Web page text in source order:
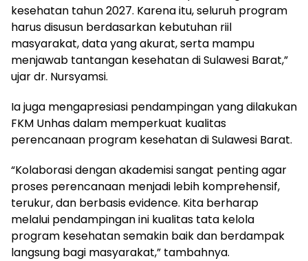
kesehatan tahun 2027. Karena itu, seluruh program
harus disusun berdasarkan kebutuhan riil
masyarakat, data yang akurat, serta mampu
menjawab tantangan kesehatan di Sulawesi Barat,”
ujar dr. Nursyamsi.
Ia juga mengapresiasi pendampingan yang dilakukan
FKM Unhas dalam memperkuat kualitas
perencanaan program kesehatan di Sulawesi Barat.
“Kolaborasi dengan akademisi sangat penting agar
proses perencanaan menjadi lebih komprehensif,
terukur, dan berbasis evidence. Kita berharap
melalui pendampingan ini kualitas tata kelola
program kesehatan semakin baik dan berdampak
langsung bagi masyarakat,” tambahnya.